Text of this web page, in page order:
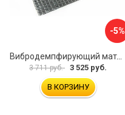
-5%
Вибродемпфирующий материал Dreamcar Noname 2 N6-2M0-S070050P1080
3 711 руб. 3 525 руб.
В КОРЗИНУ